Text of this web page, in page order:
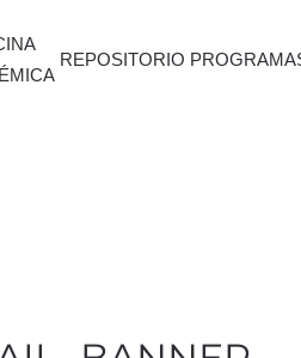
REPOSITORIO